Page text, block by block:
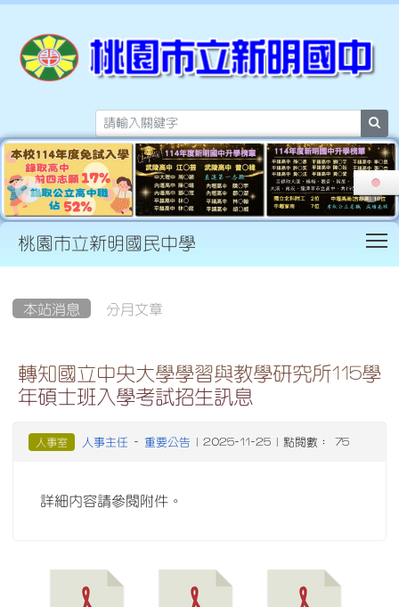
桃園市立新明國民中學
本站消息 分月文章
轉知國立中央大學學習與教學研究所115學
年碩士班入學考試招生訊息
人事室 人事主任 - 重要公告 | 2025-11-25 | 點閱數： 75
詳細內容請參閱附件。